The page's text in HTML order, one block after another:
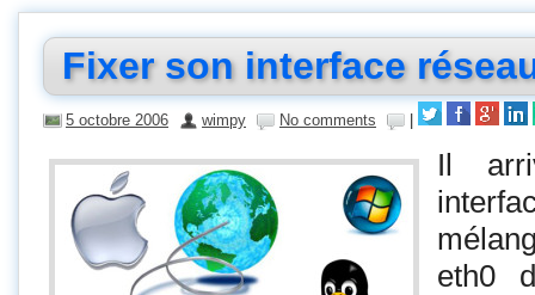
Fixer son interface
5 octobre 2006 wimpy No comments
Il
eth0